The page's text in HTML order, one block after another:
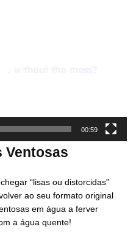
00:59
Ventosas
“lisas ou distorcidas”
ao seu formato original
em água a ferver
a água quente!